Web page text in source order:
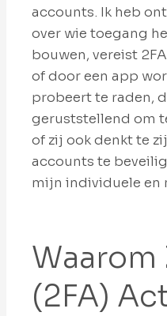
accounts. Ik heb
over wie toegang
bouwen, vereist
of door een app
probeert te raden,
geruststellend om
of zij ook denkt te
accounts te
mijn individuele en
(2FA)